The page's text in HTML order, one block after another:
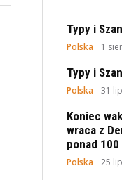
Typy i
Polska 1
Typy i
Polska 31
Koniec
wraca z
ponad
Polska 25